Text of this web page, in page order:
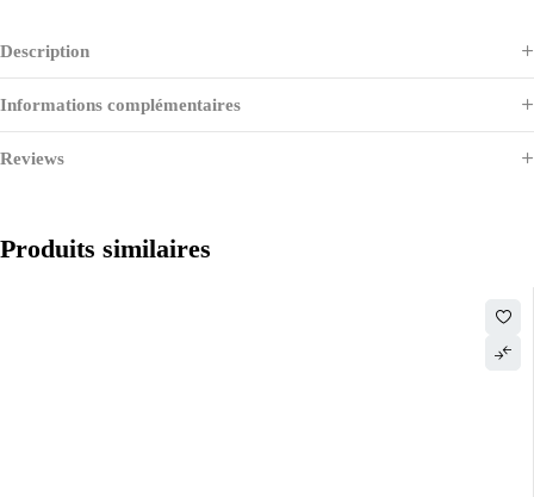
Description
Informations complémentaires
Reviews
Produits similaires